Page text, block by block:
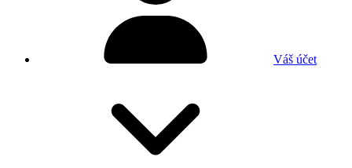
Váš účet